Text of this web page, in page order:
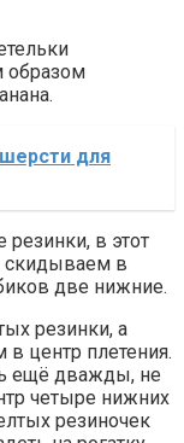
образом
для
в этот
скидываем в
две нижние.
резинки, а
центр плетения.
ещё дважды, не
четыре нижних
резиночек